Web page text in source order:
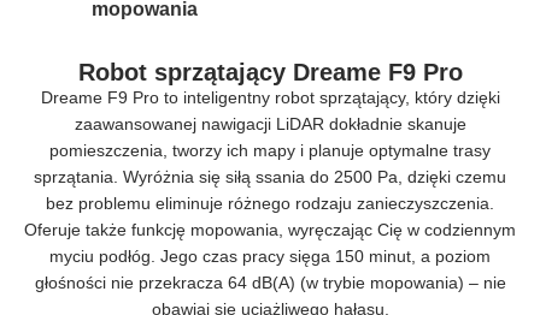
mopowania
Robot sprzątający Dreame F9 Pro
Dreame F9 Pro to inteligentny robot sprzątający, który dzięki
zaawansowanej nawigacji LiDAR dokładnie skanuje
pomieszczenia, tworzy ich mapy i planuje optymalne trasy
sprzątania. Wyróżnia się siłą ssania do 2500 Pa, dzięki czemu
bez problemu eliminuje różnego rodzaju zanieczyszczenia.
Oferuje także funkcję mopowania, wyręczając Cię w codziennym
myciu podłóg. Jego czas pracy sięga 150 minut, a poziom
głośności nie przekracza 64 dB(A) (w trybie mopowania) – nie
obawiaj się uciążliwego hałasu.